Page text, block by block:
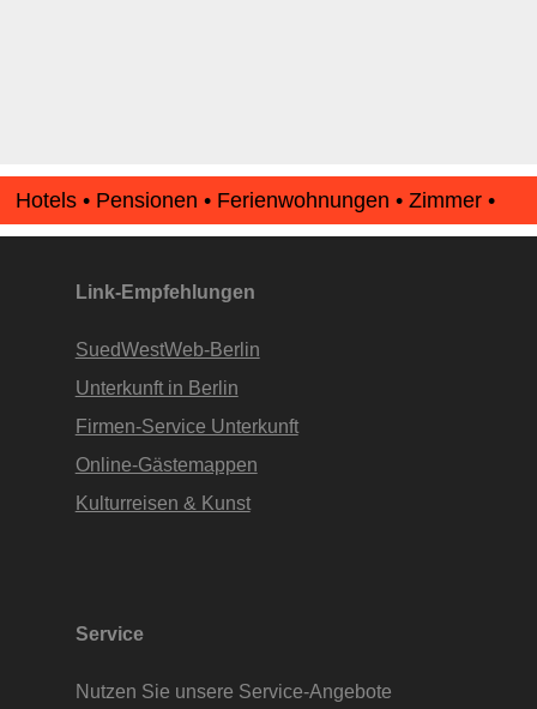
Hotels • Pensionen • Ferienwohnungen • Zimmer •
Apartments • www.Finde-Unterkunft.de
Link-Empfehlungen
SuedWestWeb-Berlin
Unterkunft in Berlin
Firmen-Service Unterkunft
Online-Gästemappen
Kulturreisen & Kunst
Service
Nutzen Sie unsere Service-Angebote